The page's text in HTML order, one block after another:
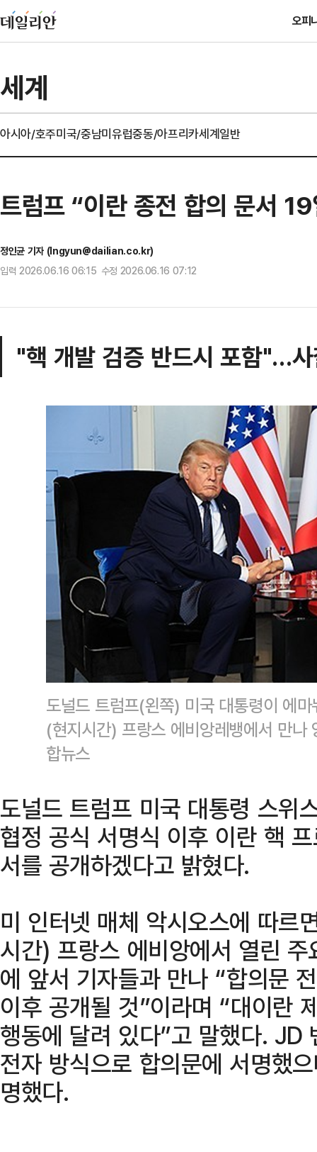
오피
세계
아시아/호주미국/중남미유럽중동/아프리카세계일반
트럼프 “이란 종전 합의 문서
정인균 기자 (Ingyun@dailian.co.kr)
입력 2026.06.16 06:15 수정 2026.06.16 07:12
"핵 개발 검증 반드시 포함"…사
도널드 트럼프(왼쪽) 미국 대통령이 에
(현지시간) 프랑스 에비앙레뱅에서 만
합뉴스
도널드 트럼프 미국 대통령 스위
협정 공식 서명식 이후 이란 핵
서를 공개하겠다고 밝혔다.
미 인터넷 매체 악시오스에 따르
시간) 프랑스 에비앙에서 열린
에 앞서 기자들과 만나 “합의문
이후 공개될 것”이라며 “대이란
행동에 달려 있다”고 말했다. JD
전자 방식으로 합의문에 서명했
명했다.